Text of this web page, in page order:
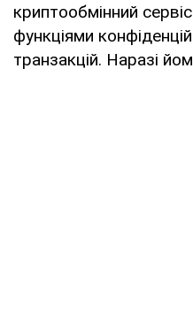
криптообмінний
функціями
транзакцій. Наразі